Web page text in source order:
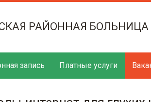
РАЙОННАЯ
запись Платные услуги